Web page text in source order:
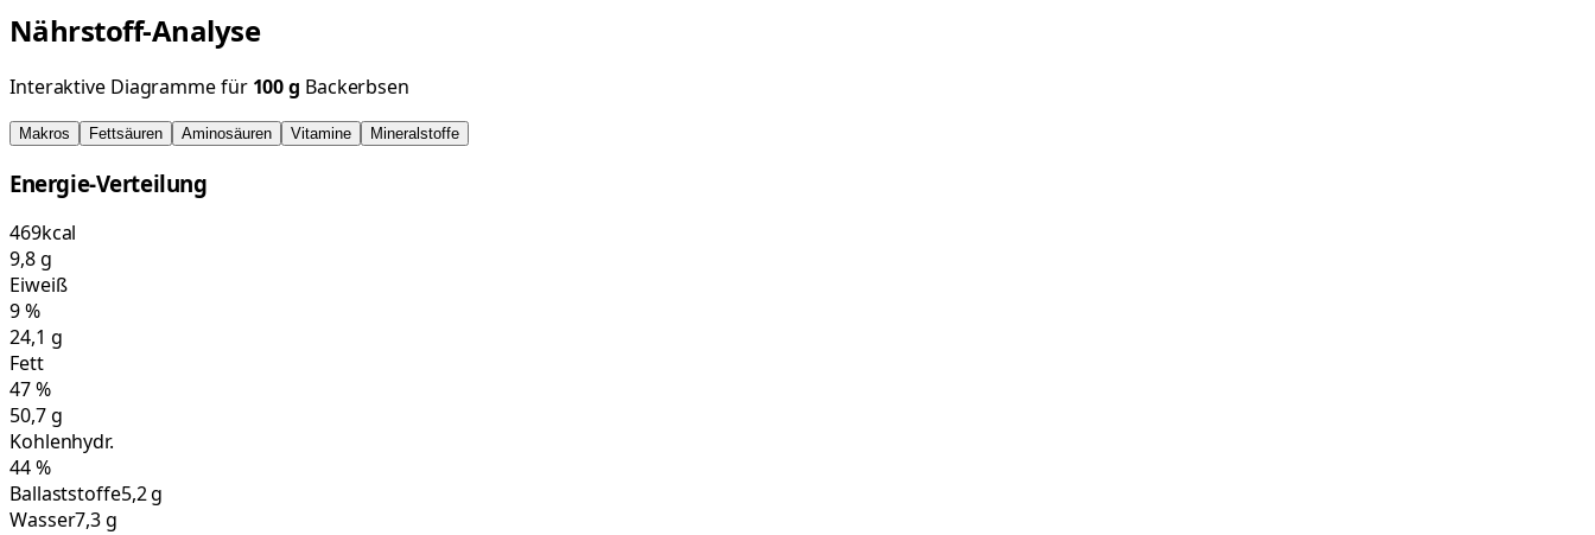
Nährstoff-Analyse
Interaktive Diagramme für 100g Backerbsen
Makros Fettsäuren Aminosäuren Vitamine Mineralstoffe
Energie-Verteilung
469kcal
9,8g
Eiweiß
9%
24,1 g
Fett
47%
50,7g
Kohlenhydr.
44%
Ballaststoffe5,2 g
Wasser7,3 g